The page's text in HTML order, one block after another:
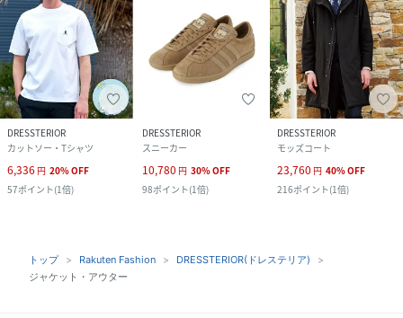
DRESSTERIOR
カットソー・Tシャツ
6,336 円 20%OFF
57ポイント(1倍)
DRESSTERIOR
スニーカー
10,780 円 30%OFF
98ポイント(1倍)
DRESSTERIOR
モッズコート
23,760 円 40%OFF
216ポイント(1倍)
トップ Rakuten Fashion
DRESSTERIOR(ドレステリア)
ジャケット・アウター